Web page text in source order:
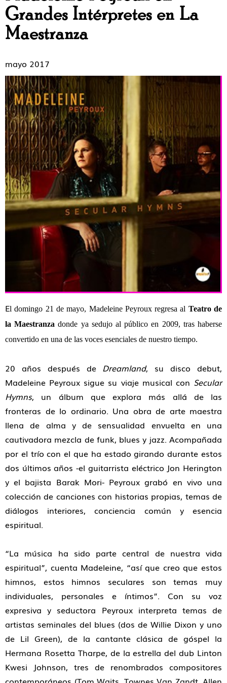
Grandes Intérpretes en La
Maestranza
mayo 2017
El domingo 21 de mayo, Madeleine Peyrouxregresa al Teatro de
la Maestranza donde ya sedujo al público en 2009, tras haberse
convertido en una de las voces esenciales de nuestro tiempo.
20 años después de Dreamland, su disco debut,
Madeleine Peyroux sigue su viaje musical con Secular
Hymns, un álbum que explora más allá de las
fronteras de lo ordinario. Una obra de arte maestra
llena de alma y de sensualidad envuelta en una
cautivadora mezcla de funk, blues y jazz. Acompañada
por el trío con el que ha estado girando durante estos
dos últimos años -el guitarrista eléctrico Jon Herington
y el bajista Barak Mori- Peyroux grabó en vivo una
colección de canciones con historias propias, temas de
diálogos interiores, conciencia común y esencia
espiritual.
“La música ha sido parte central de nuestra vida
espiritual”, cuenta Madeleine, “así que creo que estos
himnos, estos himnos seculares son temas muy
individuales, personales e íntimos”. Con su voz
expresiva y seductora Peyroux interpreta temas de
artistas seminales del blues (dos de Willie Dixon y uno
de Lil Green), de la cantante clásica de góspel la
Hermana Rosetta Tharpe, de la estrella del dub Linton
Kwesi Johnson, tres de renombrados compositores